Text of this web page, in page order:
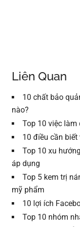
Liên Quan
10 chất bảo
nào?
Top 10 việc làm
10 điều cần biết
Top 10 xu
áp dụng
Top 5 kem trị
mỹ phẩm
10 lợi ích
Top 10 nhóm